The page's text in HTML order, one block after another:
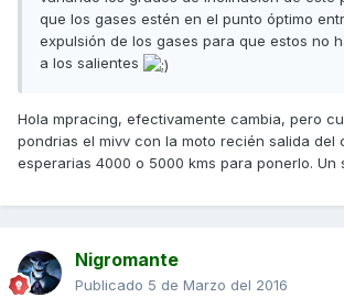
que los gases estén en el punto óptimo
expulsión de los gases para que estos no
a los salientes
Hola mpracing, efectivamente cambia, pero
pondrias el mivv con la moto recién salida del
esperarias 4000 o 5000 kms para ponerlo. Un
Nigromante
Publicado 5 de Marzo del 2016